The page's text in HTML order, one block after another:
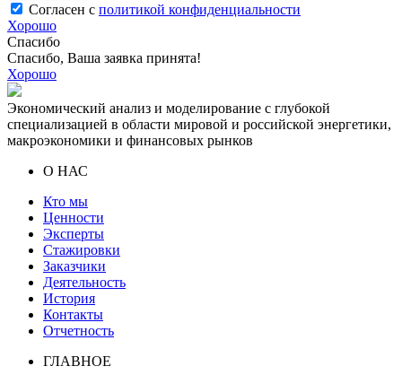
Согласен с политикой конфиденциальности
Хорошо
Спасибо
Спасибо, Ваша заявка принята!
Хорошо
Экономический анализ и моделирование с глубокой
специализацией в области мировой и российской энергетики,
макроэкономики и финансовых рынков
О НАС
Кто мы
Ценности
Эксперты
Стажировки
Заказчики
Деятельность
История
Контакты
Отчетность
ГЛАВНОЕ